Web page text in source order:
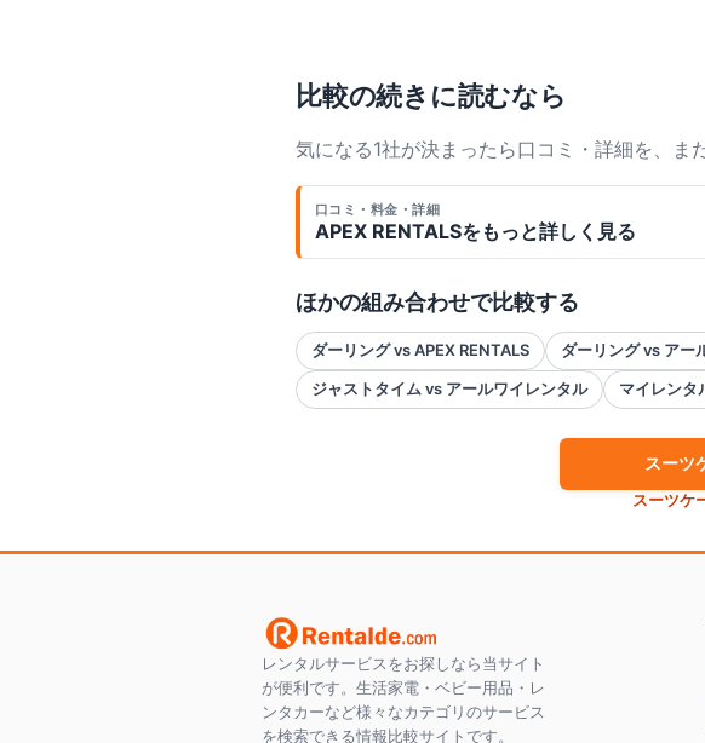
比較の続きに読むなら
気になる1社が決まったら口コミ・詳細を、ま
口コミ・料金・詳細
APEX RENTALSをもっと詳しく見る
ほかの組み合わせで比較する
ダーリング vs APEX RENTALS ダーリング vs アー
ジャストタイム vs アールワイレンタル
マイレンタ
スーツ
スーツケ
レンタルサービスをお探しなら当サイト
が便利です。生活家電・ベビー用品・レ
ンタカーなど様々なカテゴリのサービス
を検索できる情報比較サイトです。